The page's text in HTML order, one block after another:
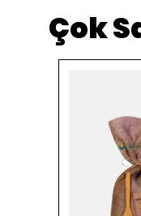
Çok